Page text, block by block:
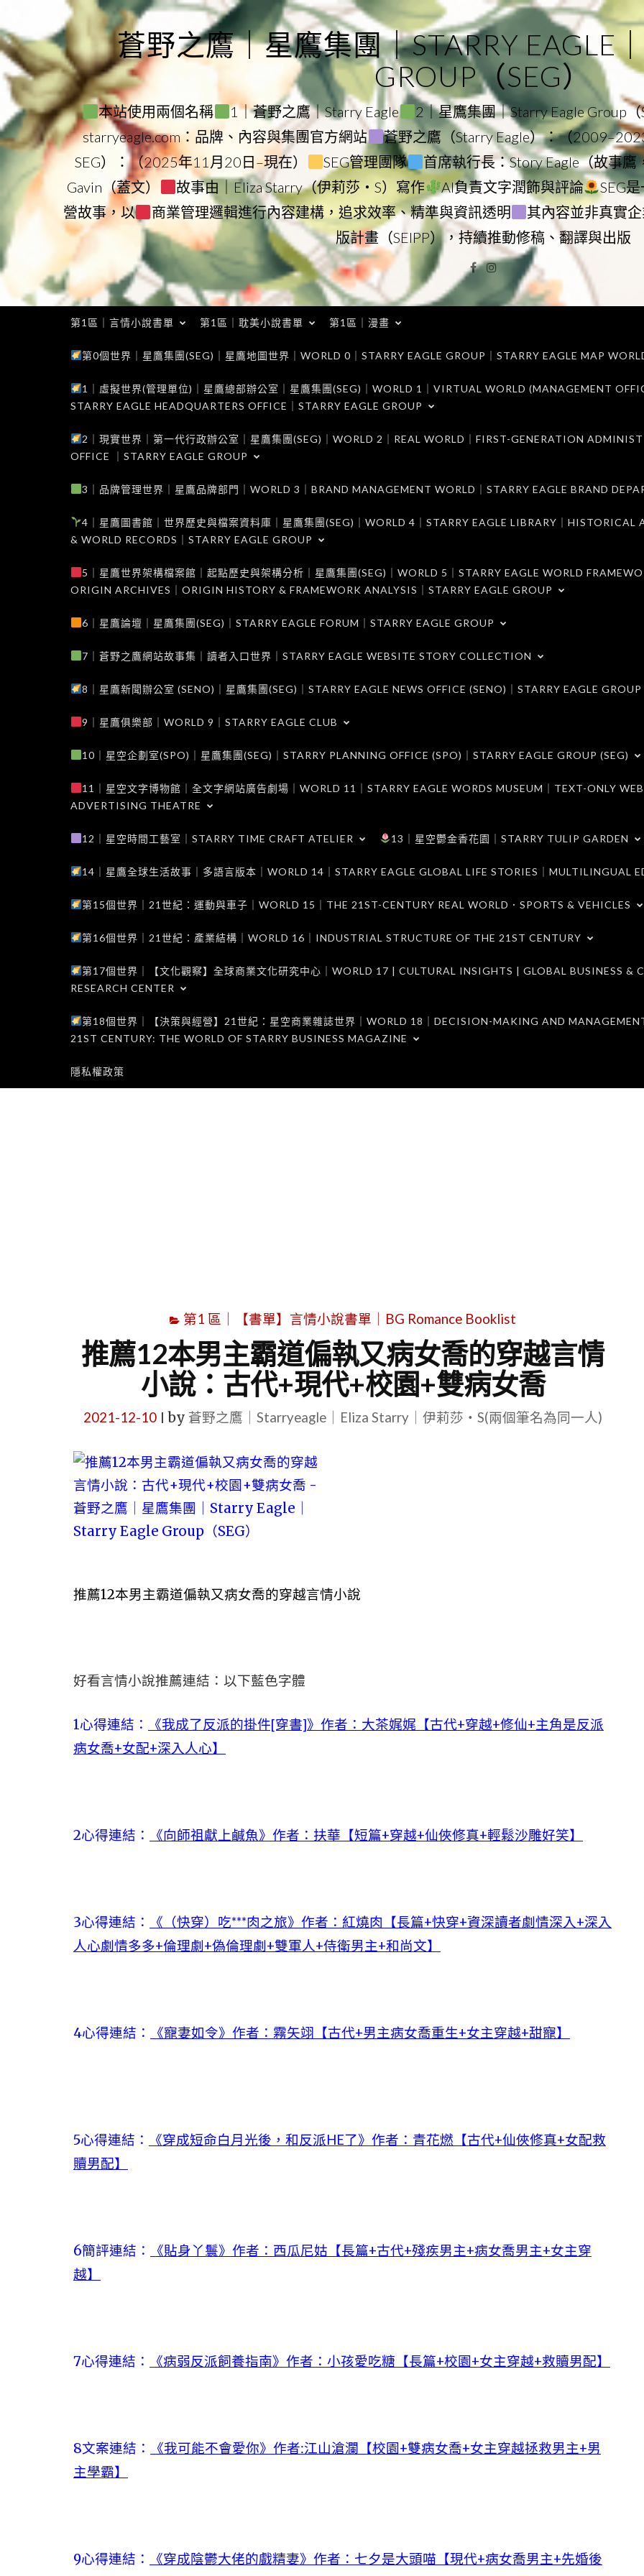
to
content
蒼野之鷹｜星鷹集團｜STARRY EAGLE
GROUP（SEG）
本站使用兩個名稱 1｜蒼野之鷹｜Starry Eagle 2｜星鷹集團｜Starry Eagle Group（
starryeagle.com：品牌、內容與集團官方網站
蒼野之鷹（Starry Eagle）：（
SEG）：（2025年11月20日–現在）
SEG管理團隊 首席執行長：Story Eagle（故事鷹
Gavin（蓋文）
故事由｜Eliza Starry（伊莉莎・S）寫作 AI負責文字潤飾與評論
SEG
營故事，以
商業管理邏輯進行內容建構，追求效率、精準與資訊透明 其內容並非真實
版計畫（SEIPP），持續推動修稿、翻譯與出版
Facebook
Instagram
第1區｜言情小說書單 第1區｜耽美小說書單 第1區｜漫畫
第0個世界｜星鷹集團(SEG)｜星鷹地圖世界｜WORLD 0｜STARRY EAGLE GROUP｜STARRY EAGLE MAP
1｜虛擬世界(管理單位)｜星鷹總部辦公室｜星鷹集團(SEG)｜WORLD 1｜VIRTUAL WORLD (MANAGEMENT
STARRY EAGLE HEADQUARTERS OFFICE｜STARRY EAGLE GROUP
2｜現實世界｜第一代行政辦公室｜星鷹集團(SEG)｜WORLD 2｜REAL WORLD｜FIRST-GENERATION
OFFICE ｜STARRY EAGLE GROUP
3｜品牌管理世界｜星鷹品牌部門｜WORLD 3｜BRAND MANAGEMENT WORLD｜STARRY EAGLE BRAND
4｜星鷹圖書館｜世界歷史與檔案資料庫｜星鷹集團(SEG)｜WORLD 4｜STARRY EAGLE LIBRARY｜HISTORICAL
& WORLD RECORDS｜STARRY EAGLE GROUP
5｜星鷹世界架構檔案館｜起點歷史與架構分析｜星鷹集團(SEG)｜WORLD 5｜STARRY EAGLE WORLD
ORIGIN ARCHIVES｜ORIGIN HISTORY & FRAMEWORK ANALYSIS｜STARRY EAGLE GROUP
6｜星鷹論壇｜星鷹集團(SEG)｜STARRY EAGLE FORUM｜STARRY EAGLE GROUP
7｜蒼野之鷹網站故事集｜讀者入口世界｜STARRY EAGLE WEBSITE STORY COLLECTION
8｜星鷹新聞辦公室 (SENO)｜星鷹集團(SEG)｜STARRY EAGLE NEWS OFFICE (SENO)｜STARRY EAGLE GROUP
9｜星鷹俱樂部｜WORLD 9｜STARRY EAGLE CLUB
10｜星空企劃室(SPO)｜星鷹集團(SEG)｜STARRY PLANNING OFFICE (SPO)｜STARRY EAGLE GROUP (SEG)
11｜星空文字博物館｜全文字網站廣告劇場｜WORLD 11｜STARRY EAGLE WORDS MUSEUM｜TEXT-ONLY
ADVERTISING THEATRE
12｜星空時間工藝室｜STARRY TIME CRAFT ATELIER 13｜星空鬱金香花園｜STARRY TULIP GARDEN
14｜星鷹全球生活故事｜多語言版本｜WORLD 14｜STARRY EAGLE GLOBAL LIFE STORIES｜MULTILINGUAL
第15個世界｜21世紀：運動與車子｜WORLD 15｜THE 21ST-CENTURY REAL WORLD．SPORTS & VEHICLES
第16個世界｜21世紀：產業結構｜WORLD 16｜INDUSTRIAL STRUCTURE OF THE 21ST CENTURY
第17個世界｜【文化觀察】全球商業文化研究中心｜WORLD 17 | CULTURAL INSIGHTS | GLOBAL BUSINESS &
RESEARCH CENTER
第18個世界｜【決策與經營】21世紀：星空商業雜誌世界｜WORLD 18｜DECISION-MAKING AND
21ST CENTURY: THE WORLD OF STARRY BUSINESS MAGAZINE
隱私權政策
第1 區｜【書單】言情小說書單｜BG Romance Booklist
推薦12本男主霸道偏執又病女喬的穿越言情
小說：古代+現代+校園+雙病女喬
2021-12-10 by 蒼野之鷹｜Starryeagle｜Eliza Starry｜伊莉莎・S(兩個筆名為同一人)
推薦12本男主霸道偏執又病女喬的穿越言情小說
好看言情小說推薦連結：以下藍色字體
1心得連結：
《我成了反派的掛件[穿書]》作者：大茶娓娓【古代+穿越+修仙+主角是反派
病女喬+女配+深入人心】
2心得連結： 《向師祖獻上鹹魚》作者：扶華【短篇+穿越+仙俠修真+輕鬆沙雕好笑】
3心得連結：
《（快穿）吃***肉之旅》作者：紅燒肉【長篇+快穿+資深讀者劇情深入+深入
人心劇情多多+倫理劇+偽倫理劇+雙軍人+侍衛男主+和尚文】
4心得連結： 《寵妻如令》作者：霧矢翊【古代+男主病女喬重生+女主穿越+甜寵】
5心得連結：
《穿成短命白月光後，和反派HE了》作者：青花燃【古代+仙俠修真+女配救
贖男配】
6簡評連結：
《貼身丫鬟》作者：西瓜尼姑【長篇+古代+殘疾男主+病女喬男主+女主穿
越】
7心得連結： 《病弱反派飼養指南》作者：小孩愛吃糖【長篇+校園+女主穿越+救贖男配】
8文案連結：
《我可能不會愛你》作者:江山滄瀾【校園+雙病女喬+女主穿越拯救男主+男
主學霸】
9心得連結：
《穿成陰鬱大佬的戲精妻》作者：七夕是大頭喵【現代+病女喬男主+先婚後